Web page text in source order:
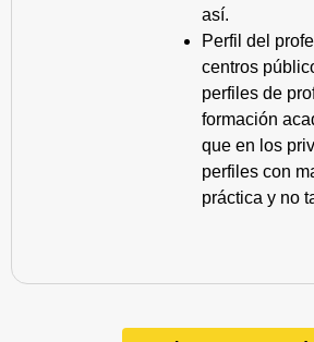
así.
Perfil del
centros
perfiles de
formación
que en los
perfiles con
práctica y no